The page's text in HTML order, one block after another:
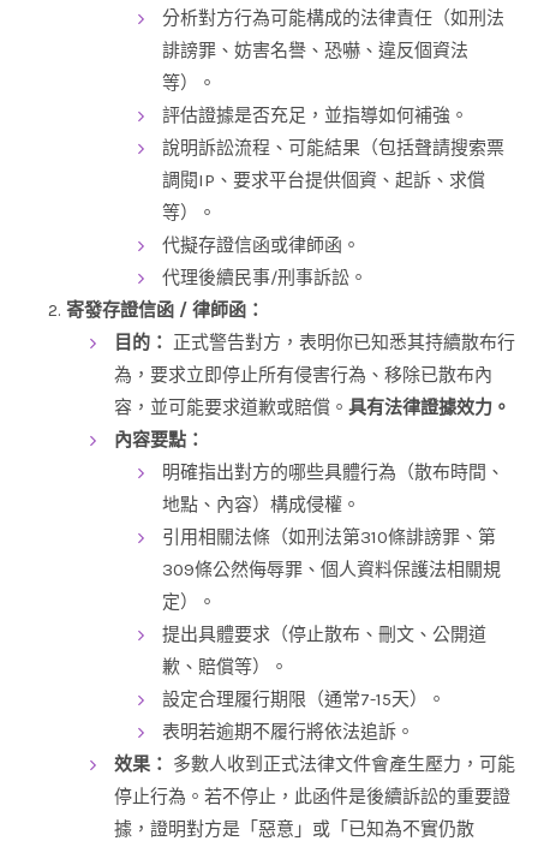
分析對方行為可能構成的法律責任（如刑法
誹謗罪、妨害名譽、恐嚇、違反個資法
等）。
評估證據是否充足，並指導如何補強。
說明訴訟流程、可能結果（包括聲請搜索票
調閱IP、要求平台提供個資、起訴、求償
等）。
代擬存證信函或律師函。
代理後續民事/刑事訴訟。
寄發存證信函 / 律師函：
目的： 正式警告對方，表明你已知悉其持續散布行
為，要求立即停止所有侵害行為、移除已散布內
容，並可能要求道歉或賠償。 具有法律證據效力。
內容要點：
明確指出對方的哪些具體行為（散布時間、
地點、內容）構成侵權。
引用相關法條（如刑法第310條誹謗罪、第
309條公然侮辱罪、個人資料保護法相關規
定）。
提出具體要求（停止散布、刪文、公開道
歉、賠償等）。
設定合理履行期限（通常7-15天）。
表明若逾期不履行將依法追訴。
效果： 多數人收到正式法律文件會產生壓力，可能
停止行為。若不停止，此函件是後續訴訟的重要證
據，證明對方是「惡意」或「已知為不實仍散